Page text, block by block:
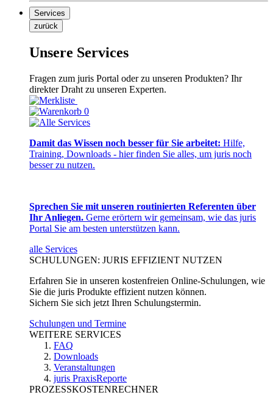
Services
zurück
Unsere Services
Fragen zum juris Portal oder zu unseren Produkten? Ihr
direkter Draht zu unseren Experten.
0
Damit das Wissen noch besser für Sie arbeitet: Hilfe,
Training, Downloads - hier finden Sie alles, um juris noch
besser zu nutzen.
Sprechen Sie mit unseren routinierten Referenten über
Ihr Anliegen. Gerne erörtern wir gemeinsam, wie das juris
Portal Sie am besten unterstützen kann.
alle Services
SCHULUNGEN: JURIS EFFIZIENT NUTZEN
Erfahren Sie in unseren kostenfreien Online-Schulungen, wie
Sie die juris Produkte effizient nutzen können.
Sichern Sie sich jetzt Ihren Schulungstermin.
Schulungen und Termine
WEITERE SERVICES
FAQ
Downloads
Veranstaltungen
juris PraxisReporte
PROZESSKOSTENRECHNER